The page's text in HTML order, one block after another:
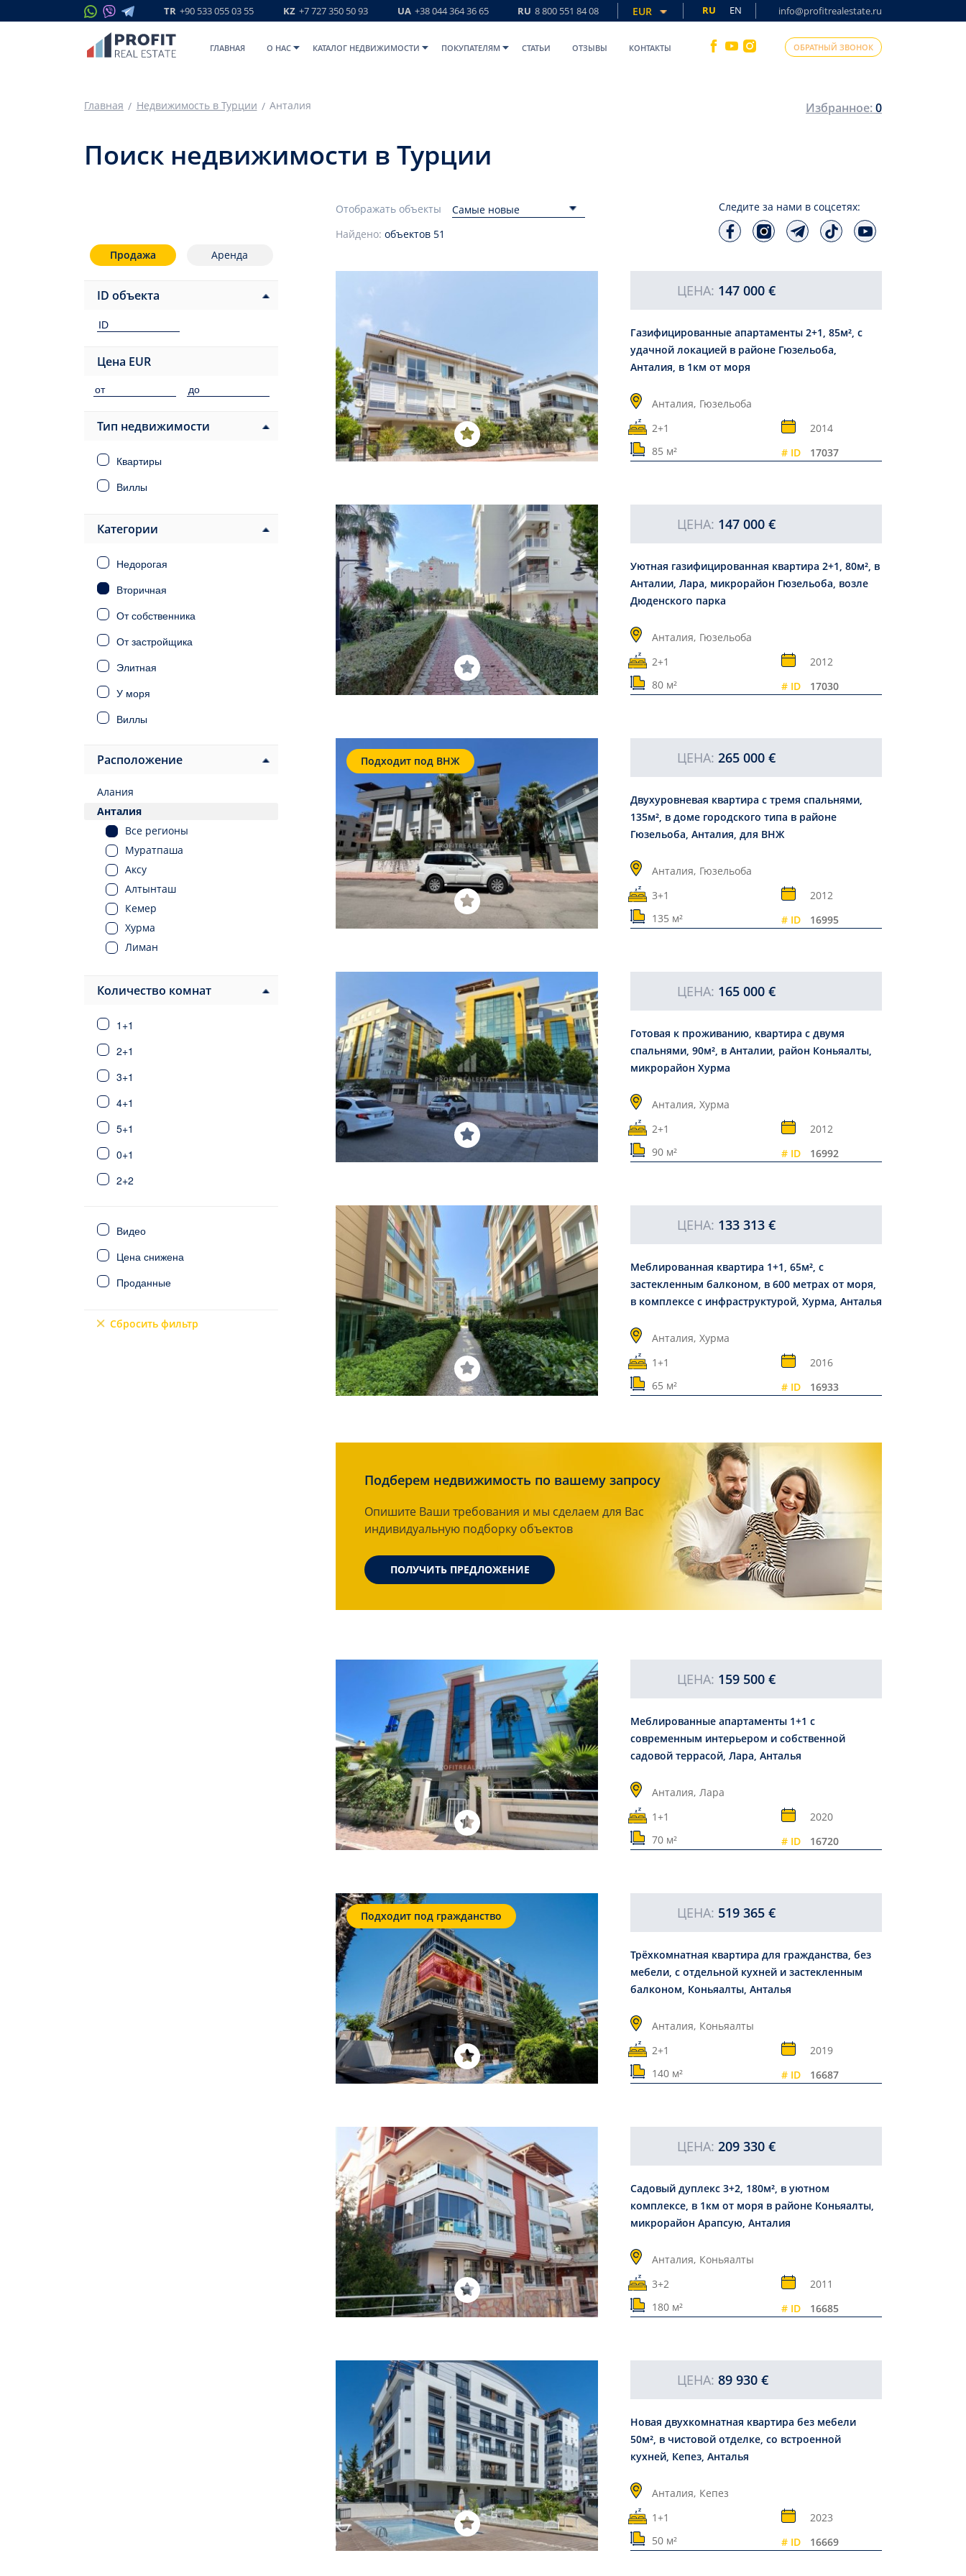
TR +90 533 055 03 55 KZ +7 727 350 50 93 UA +38 044 364 36 65 RU 8 800 551 84 08 EUR RU EN info@profitrealestate.ru
ГЛАВНАЯ O НАС КАТАЛОГ НЕДВИЖИМОСТИ ПОКУПАТЕЛЯМ СТАТЬИ ОТЗЫВЫ КОНТАКТЫ ОБРАТНЫЙ ЗВОНОК
Главная Недвижимость в Турции Анталия Избранное:0
Поиск недвижимости в Турции
Продажа Аренда
ID объекта
Цена EUR
Тип недвижимости
Квартиры
Виллы
Категории
Недорогая
Вторичная
От собственника
От застройщика
Элитная
У моря
Виллы
Под ВНЖ
Расположение
Алания
Анталия
Все регионы
Муратпаша
Аксу
Алтынташ
Кемер
Хурма
Лиман
Финике
Сарысу
Кепез
Лара
Стамбул
Фетхие
Северный Кипр
Мерсин
Мугла
Количество комнат
1+1
2+1
3+1
4+1
5+1
0+1
2+2
6+1
4+2
5+2
Видео
Цена снижена
Проданные
Сбросить фильтр
Отображать объекты Самые новые
Следите за нами в соцсетях:
Найдено: объектов 51
ЦЕНА: 147 000 €
Газифицированные апартаменты 2+1, 85м², с
удачной локацией в районе Гюзельоба,
Анталия, в 1км от моря
Анталия, Гюзельоба
2+1
2014
85 м²
# ID 17037
ЦЕНА: 147 000 €
Уютная газифицированная квартира 2+1, 80м², в
Анталии, Лара, микрорайон Гюзельоба, возле
Дюденского парка
Анталия, Гюзельоба
2+1
2012
80 м²
# ID 17030
Подходит под ВНЖ ЦЕНА: 265 000 €
Двухуровневая квартира с тремя спальнями,
135м², в доме городского типа в районе
Гюзельоба, Анталия, для ВНЖ
Анталия, Гюзельоба
3+1
2012
135 м²
# ID 16995
ЦЕНА: 165 000 €
Готовая к проживанию, квартира с двумя
спальнями, 90м², в Анталии, район Коньяалты,
микрорайон Хурма
Анталия, Хурма
2+1
2012
90 м²
# ID 16992
ЦЕНА: 133 313 €
Меблированная квартира 1+1, 65м², с
застекленным балконом, в 600 метрах от моря,
в комплексе с инфраструктурой, Хурма, Анталья
Анталия, Хурма
1+1
2016
65 м²
# ID 16933
Подберем недвижимость по вашему запросу
Опишите Ваши требования и мы сделаем для Вас
индивидуальную подборку объектов
ПОЛУЧИТЬ ПРЕДЛОЖЕНИЕ
ЦЕНА: 159 500 €
Меблированные апартаменты 1+1 с
современным интерьером и собственной
садовой террасой, Лара, Анталья
Анталия, Лара
1+1
2020
70 м²
# ID 16720
Подходит под гражданство ЦЕНА: 519 365 €
Трёхкомнатная квартира для гражданства, без
мебели, с отдельной кухней и застекленным
балконом, Коньяалты, Анталья
Анталия, Коньяалты
2+1
2019
140 м²
# ID 16687
ЦЕНА: 209 330 €
Садовый дуплекс 3+2, 180м², в уютном
комплексе, в 1км от моря в районе Коньяалты,
микрорайон Арапсую, Анталия
Анталия, Коньяалты
3+2
2011
180 м²
# ID 16685
ЦЕНА: 89 930 €
Новая двухкомнатная квартира без мебели
50м², в чистовой отделке, со встроенной
кухней, Кепез, Анталья
Анталия, Кепез
1+1
2023
50 м²
# ID 16669